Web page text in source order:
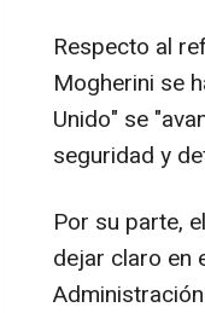
Respecto al
Mogherini se
Unido" se
seguridad y
Por su parte,
dejar claro en